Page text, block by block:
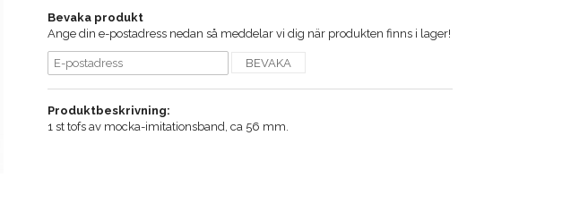
Bevaka produkt
Ange din e-postadress nedan så meddelar vi dig när produkten finns i lager!
BEVAKA
Produktbeskrivning:
1 st tofs av mocka-imitationsband, ca 56 mm.